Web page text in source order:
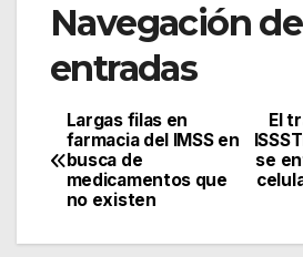
Navegación de
entradas
El
se
Largas filas en
farmacia del IMSS en
busca de
medicamentos que
no existen